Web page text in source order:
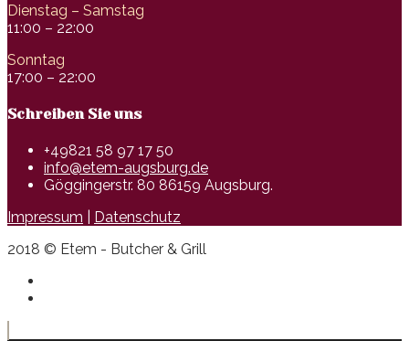
Dienstag – Samstag
11:00 – 22:00
Sonntag
17:00 – 22:00
Schreiben Sie uns
+49821 58 97 17 50
info@etem-augsburg.de
Göggingerstr. 80 86159 Augsburg.
Impressum
Datenschutz
2018 © Etem - Butcher & Grill